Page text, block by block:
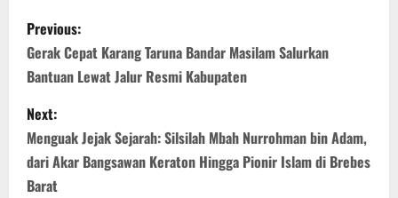
P
o
s
t
n
Previous:
Gerak Cepat Karang Taruna Bandar Masilam Salurkan
Bantuan Lewat Jalur Resmi Kabupaten
Next:
Menguak Jejak Sejarah: Silsilah Mbah Nurrohman bin Adam,
dari Akar Bangsawan Keraton Hingga Pionir Islam di Brebes
Barat